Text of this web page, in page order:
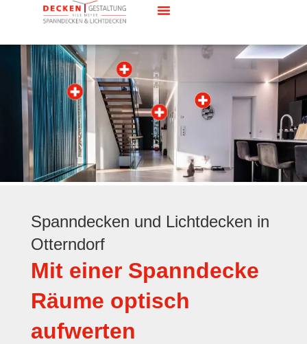
Spanndecken und Lichtdecken in
Otterndorf
Mit einer Spanndecke
Räume optisch
aufwerten